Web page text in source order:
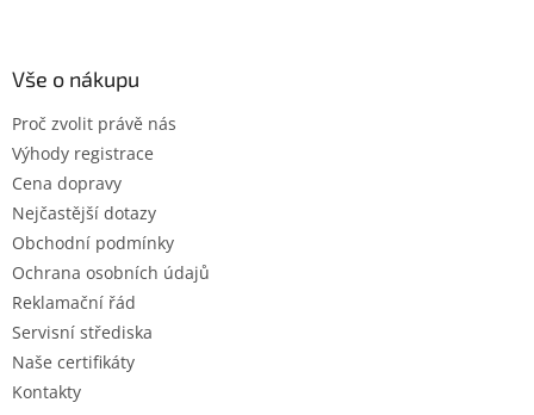
Vše o nákupu
Proč zvolit právě nás
Výhody registrace
Cena dopravy
Nejčastější dotazy
Obchodní podmínky
Ochrana osobních údajů
Reklamační řád
Servisní střediska
Naše certifikáty
Kontakty